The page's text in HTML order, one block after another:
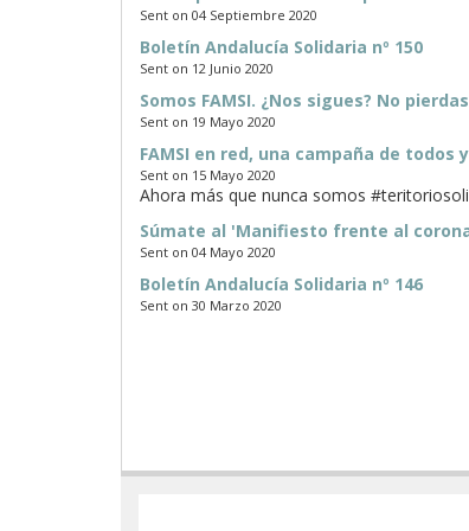
Sent on 04 Septiembre 2020
Boletín Andalucía Solidaria nº 150
Sent on 12 Junio 2020
Somos FAMSI. ¿Nos sigues? No
Sent on 19 Mayo 2020
FAMSI en red, una campaña de todos
Sent on 15 Mayo 2020
Ahora más que nunca somos
Súmate al 'Manifiesto frente al
Sent on 04 Mayo 2020
Boletín Andalucía Solidaria nº 146
Sent on 30 Marzo 2020